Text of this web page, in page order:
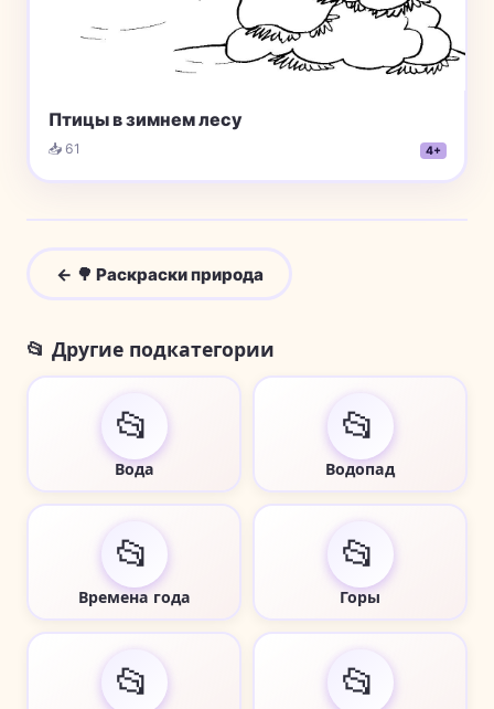
Птицы в зимнем лесу
📥 61 4+
← 🌳 Раскраски природа
📂 Другие подкатегории
📂
Вода
📂
Водопад
📂
Времена года
📂
Горы
📂 📂